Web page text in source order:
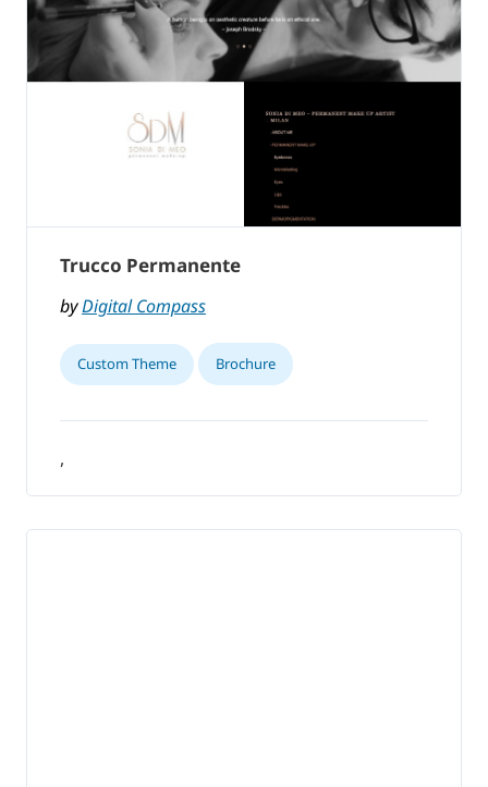
Trucco Permanente
byDigital Compass
Custom Theme Brochure
,